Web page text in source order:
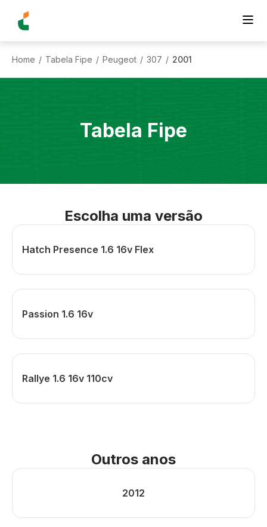
Home / Tabela Fipe / Peugeot / 307 / 2001
Tabela Fipe
Escolha uma versão
Hatch Presence 1.6 16v Flex
Passion 1.6 16v
Rallye 1.6 16v 110cv
Outros anos
2012